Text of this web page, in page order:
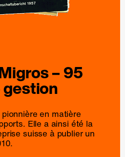
– 95
gestion
en matière
Elle a ainsi été la
suisse à publier un